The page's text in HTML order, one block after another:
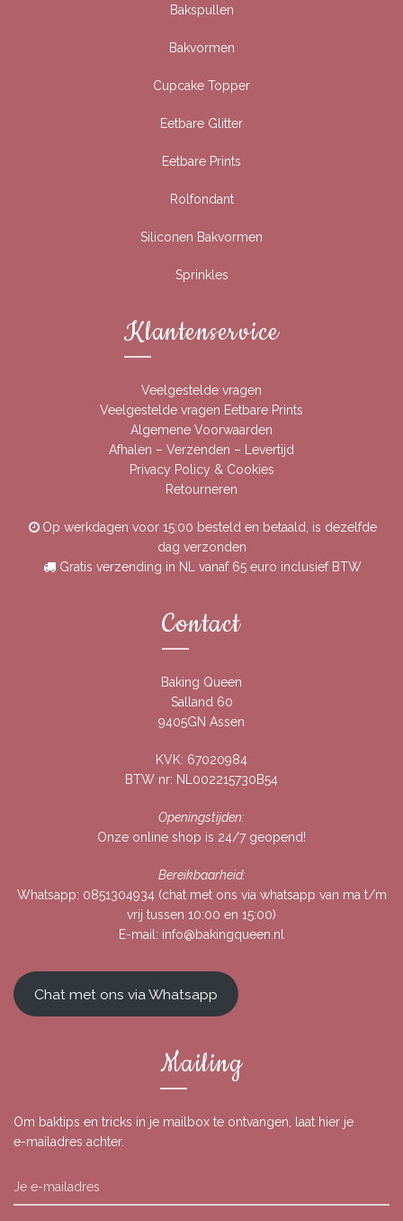
Bakspullen
Bakvormen
Cupcake Topper
Eetbare Glitter
Eetbare Prints
Rolfondant
Siliconen Bakvormen
Sprinkles
Klantenservice
Veelgestelde vragen
Veelgestelde vragen Eetbare Prints
Algemene Voorwaarden
Afhalen – Verzenden – Levertijd
Privacy Policy & Cookies
Retourneren
Op werkdagen voor 15:00 besteld en betaald, is dezelfde
dag verzonden
Gratis verzending in NL vanaf 65 euro inclusief BTW
Contact
Baking Queen
Salland 60
9405GN Assen
KVK: 67020984
BTW nr: NL002215730B54
Openingstijden:
Onze online shop is 24/7 geopend!
Bereikbaarheid:
Whatsapp: 0851304934(chat met ons via whatsapp van ma t/m
vrij tussen 10:00 en 15:00)
E-mail: info@bakingqueen.nl
Chat met ons via Whatsapp
Mailing
Om baktips en tricks in je mailbox te ontvangen, laat hier je
e-mailadres achter.